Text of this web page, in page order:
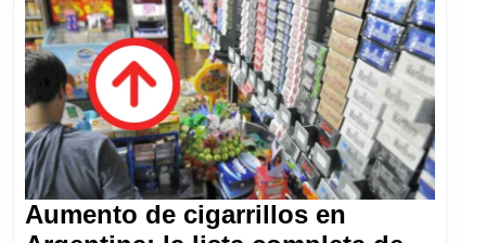
Aumento de cigarrillos en